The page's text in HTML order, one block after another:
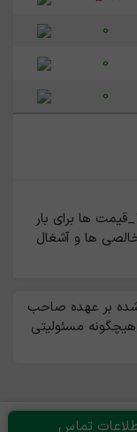
0
0
0
.
بر عهده صاحب
مسئولیتی
تماس